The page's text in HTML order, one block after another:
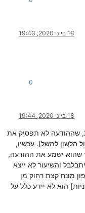
18 ביוני 2020, 19:43
0
18 ביוני 2020, 19:44
שההודעה לא תפסיק את
הלשון למשל]. עכשיו,
שהוא ישמע את ההודעה,
והשיעור לא ייצא
מונח קצת רחוק מן
הוא לא יידע כלל על